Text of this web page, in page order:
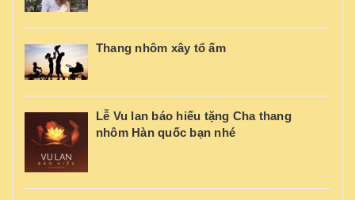
Thang nhôm xây tổ ấm
Lễ Vu lan báo hiếu tặng Cha thang
nhôm Hàn quốc bạn nhé